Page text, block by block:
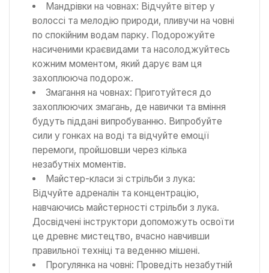
Мандрівки на човнах: Відчуйте вітер у
волоссі та мелодію природи, пливучи на човні
по спокійним водам парку. Подорожуйте
насиченими краєвидами та насолоджуйтесь
кожним моментом, який дарує вам ця
захоплююча подорож.
Змагання на човнах: Приготуйтеся до
захоплюючих змагань, де навички та вміння
будуть піддані випробуванню. Випробуйте
сили у гонках на воді та відчуйте емоції
перемоги, пройшовши через кілька
незабутніх моментів.
Майстер-класи зі стрільби з лука:
Відчуйте адреналін та концентрацію,
навчаючись майстерності стрільби з лука.
Досвідчені інструктори допоможуть освоїти
це древнє мистецтво, вчасно навчивши
правильної техніці та веденню мішені.
Прогулянка на човні: Проведіть незабутній